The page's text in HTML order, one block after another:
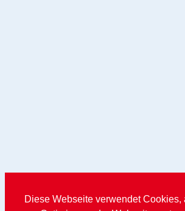
Diese Webseite verwendet Cookies,